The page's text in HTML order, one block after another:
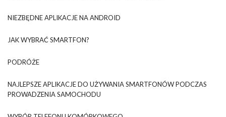
NIEZBĘDNE APLIKACJE NA ANDROID
JAK WYBRAĆ SMARTFON?
PODRÓŻE
NAJLEPSZE APLIKACJE DO UŻYWANIA SMARTFONÓW PODCZAS
PROWADZENIA SAMOCHODU